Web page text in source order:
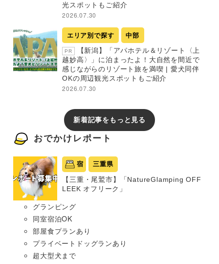
光スポットもご紹介
2026.07.30
エリア別で探す 中部
PR
【新潟】「アパホテル＆リゾート〈上
越妙高〉」に泊まったよ！大自然を間近で
感じながらのリゾート旅を満喫 | 愛犬同伴
OKの周辺観光スポットもご紹介
2026.07.30
新着記事をもっと見る
おでかけレポート
宿 三重県
【三重・尾鷲市】「NatureGlamping OFF
LEEK オフリーク」
グランピング
同室宿泊OK
部屋食プランあり
プライベートドッグランあり
超大型犬まで